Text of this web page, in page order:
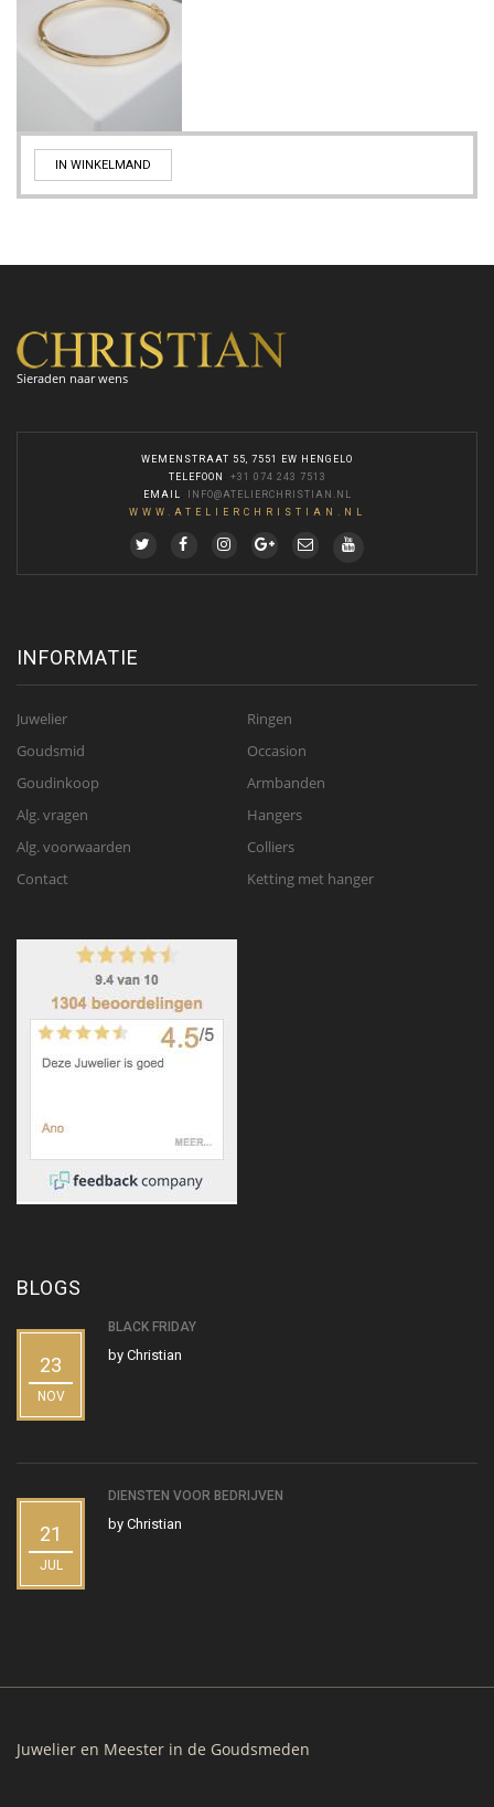
IN WINKELMAND
Sieraden naar wens
WEMENSTRAAT 55, 7551 EW HENGELO
TELEFOON
+31 074 243 7513
EMAIL
INFO@ATELIERCHRISTIAN.NL
WWW.ATELIERCHRISTIAN.NL
INFORMATIE
Juwelier
Goudsmid
Goudinkoop
Alg. vragen
Alg. voorwaarden
Contact
Ringen
Occasion
Armbanden
Hangers
Colliers
Ketting met hanger
BLOGS
23
NOV
BLACK FRIDAY
by Christian
21
JUL
DIENSTEN VOOR BEDRIJVEN
by Christian
Juwelier en Meester in de Goudsmeden